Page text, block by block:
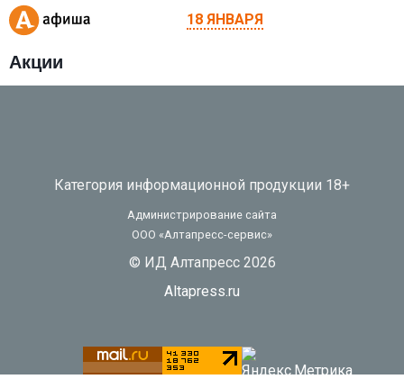
18 ЯНВАРЯ
Акции
Категория информационной продукции 18+
Администрирование сайта
ООО «Алтапресс-сервис»
© ИД Алтапресс 2026
Altapress.ru